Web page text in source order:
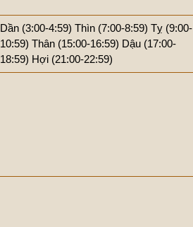
Dần (3:00-4:59) Thìn (7:00-8:59) Tỵ (9:00-
10:59) Thân (15:00-16:59) Dậu (17:00-
18:59) Hợi (21:00-22:59)